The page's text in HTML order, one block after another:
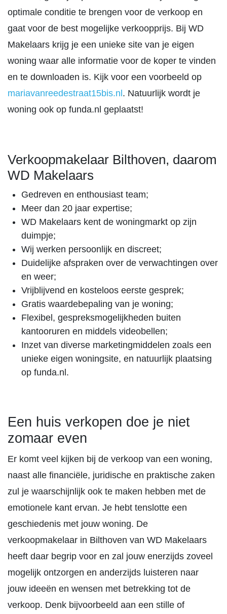
optimale conditie te brengen voor de verkoop en
gaat voor de best mogelijke verkoopprijs. Bij WD
Makelaars krijg je een unieke site van je eigen
woning waar alle informatie voor de koper te vinden
en te downloaden is. Kijk voor een voorbeeld op
mariavanreedestraat15bis.nl . Natuurlijk wordt je
woning ook op funda.nl geplaatst!
Verkoopmakelaar Bilthoven, daarom
WD Makelaars
Gedreven en enthousiast team;
Meer dan 20 jaar expertise;
WD Makelaars kent de woningmarkt op zijn
duimpje;
Wij werken persoonlijk en discreet;
Duidelijke afspraken over de verwachtingen over
en weer;
Vrijblijvend en kosteloos eerste gesprek;
Gratis waardebepaling van je woning;
Flexibel, gespreksmogelijkheden buiten
kantooruren en middels videobellen;
Inzet van diverse marketingmiddelen zoals een
unieke eigen woningsite, en natuurlijk plaatsing
op funda.nl.
Een huis verkopen doe je niet
zomaar even
Er komt veel kijken bij de verkoop van een woning,
naast alle financiële, juridische en praktische zaken
zul je waarschijnlijk ook te maken hebben met de
emotionele kant ervan. Je hebt tenslotte een
geschiedenis met jouw woning. De
verkoopmakelaar in Bilthoven van WD Makelaars
heeft daar begrip voor en zal jouw enerzijds zoveel
mogelijk ontzorgen en anderzijds luisteren naar
jouw ideeën en wensen met betrekking tot de
verkoop. Denk bijvoorbeeld aan een stille of